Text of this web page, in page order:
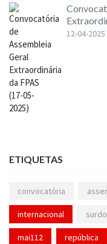
12-04-2025
ETIQUETAS
convocatória
internacional
mai112 república